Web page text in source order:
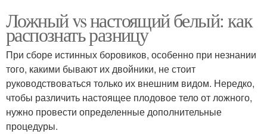
Ложный vs настоящий белый: как
распознать разницу
При сборе истинных боровиков, особенно при незнании
того, какими бывают их двойники, не стоит
руководствоваться только их внешним видом. Нередко,
чтобы различить настоящее плодовое тело от ложного,
нужно провести определенные дополнительные
процедуры.